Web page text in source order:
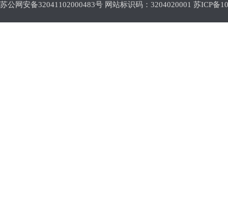
苏公网安备32041102000483号 网站标识码：3204020001 苏ICP备